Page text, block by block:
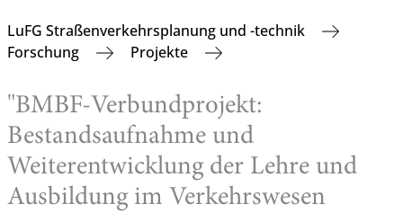
LuFG Straßenverkehrsplanung und -technik
Forschung
Projekte
"BMBF-Verbundprojekt:
Bestandsaufnahme und
Weiterentwicklung der Lehre und
Ausbildung im Verkehrswesen